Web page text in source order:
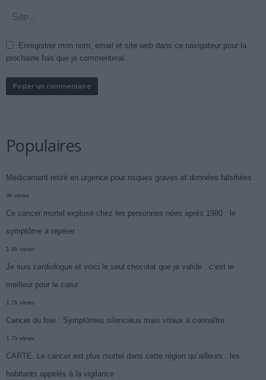
Enregistrer mon nom, email et site web dans ce navigateur pour la
prochaine fois que je commenterai.
Populaires
Médicament retiré en urgence pour risques graves et données falsifiées
3k views
Ce cancer mortel explose chez les personnes nées après 1980 : le
symptôme à repérer
1.9k views
Je suis cardiologue et voici le seul chocolat que je valide : c’est le
meilleur pour le cœur
1.7k views
Cancer du foie : Symptômes silencieux mais vitaux à connaître
1.7k views
CARTE. Le cancer est plus mortel dans cette région qu’ailleurs : les
habitants appelés à la vigilance